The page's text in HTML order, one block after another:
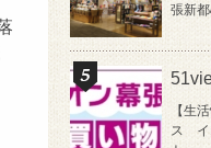
張新
【生
ス イ